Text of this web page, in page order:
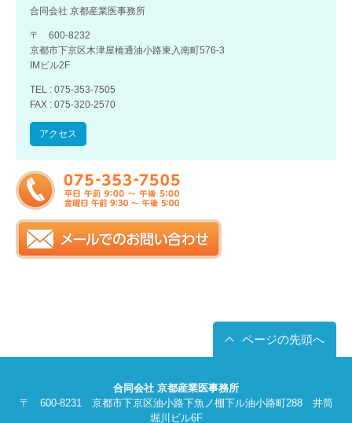
合同会社 京都産業医事務所
〒 600-8232
京都市下京区木津屋橋通油小路東入南町576-3
IMビル2F
TEL : 075-353-7505
FAX : 075-320-2570
アクセス
ページの先頭へ
合同会社 京都産業医事務所
〒 600-8231 京都市下京区油小路下魚ノ棚下ル油小路町288 井筒
堀川ビル6F